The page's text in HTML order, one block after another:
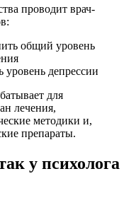
проводит врач-
общий уровень
уровень депрессии
для
лечения,
методики и,
препараты.
у психолога